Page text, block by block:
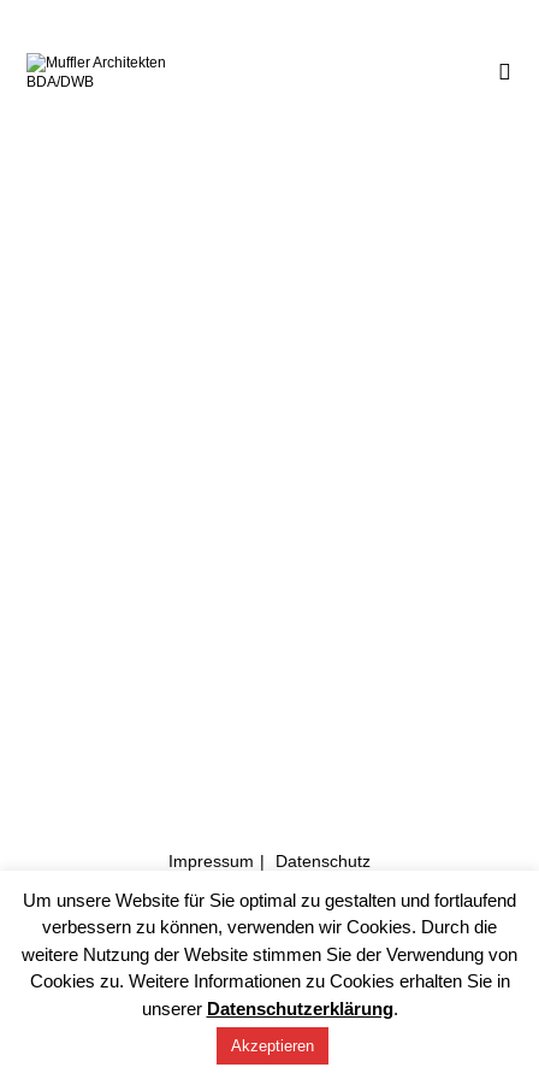
Impressum Datenschutz
©2026 Muffler Architekten PartG mbB, Freie Architekten
BDA/DWB
Um unsere Website für Sie optimal zu gestalten und fortlaufend
verbessern zu können, verwenden wir Cookies. Durch die
weitere Nutzung der Website stimmen Sie der Verwendung von
Cookies zu. Weitere Informationen zu Cookies erhalten Sie in
unserer Datenschutzerklärung.
Akzeptieren